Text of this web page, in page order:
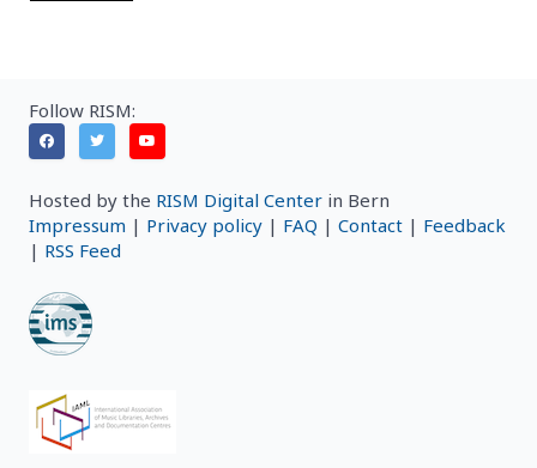
Follow RISM:
Hosted by the RISM Digital Center in Bern
Impressum | Privacy policy | FAQ | Contact | Feedback
| RSS Feed